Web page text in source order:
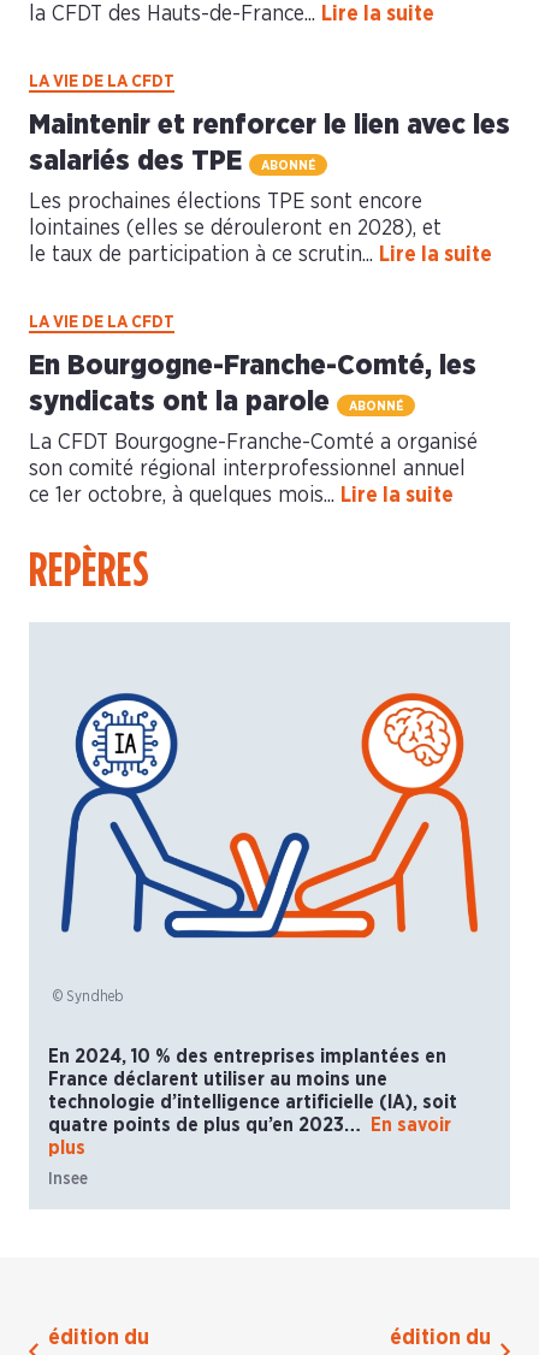
la CFDT des Hauts-de-France... Lire la suite
LA VIE DE LA CFDT
Maintenir et renforcer le lien avec les
salariés des TPE
ABONNÉ
Les prochaines élections TPE sont encore
lointaines (elles se dérouleront en 2028), et
le taux de participation à ce scrutin... Lire la suite
LA VIE DE LA CFDT
En Bourgogne-Franche-Comté, les
syndicats ont la parole
ABONNÉ
La CFDT Bourgogne-Franche-Comté a organisé
son comité régional interprofessionnel annuel
ce 1er octobre, à quelques mois... Lire la suite
REPÈRES
© Syndheb
En 2024, 10 % des entreprises implantées en
France déclarent utiliser au moins une
technologie d’intelligence artificielle (IA), soit
quatre points de plus qu’en 2023…
En savoir
plus
Insee
édition du
édition du